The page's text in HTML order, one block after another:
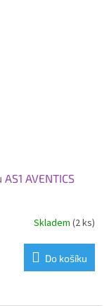
AVENTICS
Skladem (2 ks)
Do košíku